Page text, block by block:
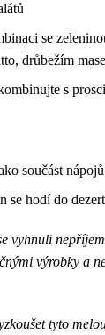
se
drůbežím
s
součást nápojů
se hodí do
vyhnuli
výrobky a
tyto